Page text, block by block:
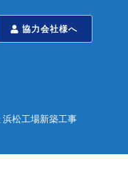
協力会社様へ
浜松工場新築工事